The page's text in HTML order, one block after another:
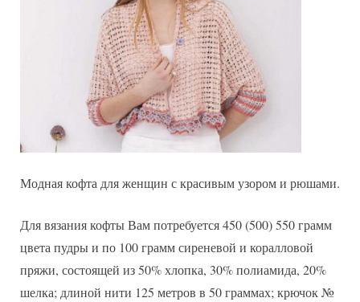
Модная кофта для женщин с красивым узором и рюшами.
Для вязания кофты Вам потребуется 450 (500) 550 грамм
цвета пудры и по 100 грамм сиреневой и коралловой
пряжи, состоящей из 50% хлопка, 30% полиамида, 20%
шелка; длиной нити 125 метров в 50 граммах; крючок №